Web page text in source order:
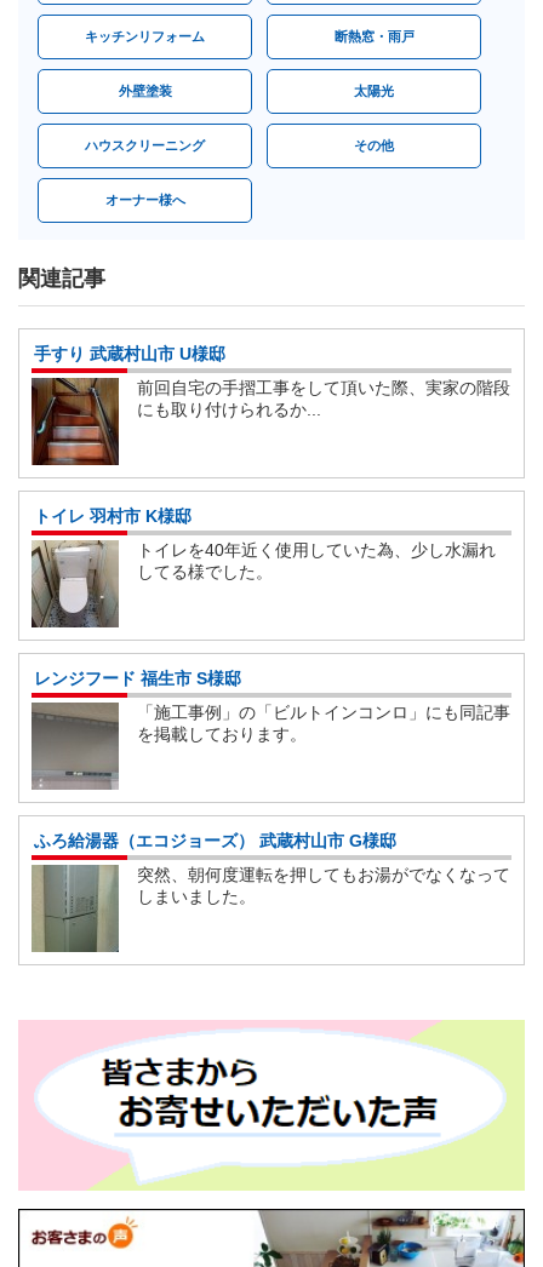
キッチンリフォーム 断熱窓・雨戸
外壁塗装 太陽光
ハウスクリーニング その他
オーナー様へ
関連記事
手すり 武蔵村山市 U様邸
前回自宅の手摺工事をして頂いた際、実家の階段
にも取り付けられるか...
トイレ 羽村市 K様邸
トイレを40年近く使用していた為、少し水漏れ
してる様でした。
レンジフード 福生市 S様邸
「施工事例」の「ビルトインコンロ」にも同記事
を掲載しております。
ふろ給湯器（エコジョーズ） 武蔵村山市 G様邸
突然、朝何度運転を押してもお湯がでなくなって
しまいました。